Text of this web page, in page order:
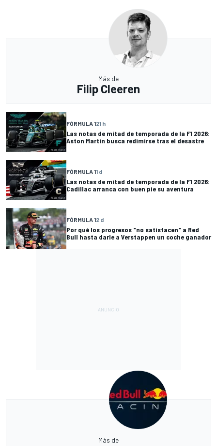
Más de
Filip Cleeren
FÓRMULA 121 h
Las notas de mitad de temporada de la F1 2026:
Aston Martin busca redimirse tras el desastre
FÓRMULA 11 d
Las notas de mitad de temporada de la F1 2026:
Cadillac arranca con buen pie su aventura
FÓRMULA 12 d
Por qué los progresos "no satisfacen" a Red
Bull hasta darle a Verstappen un coche ganador
Más de